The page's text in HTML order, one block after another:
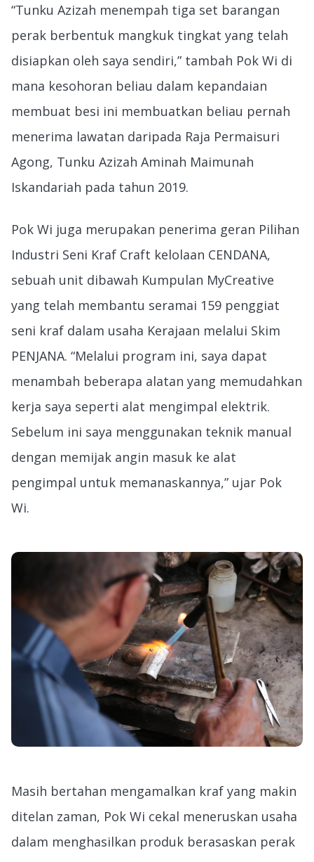
“Tunku Azizah menempah tiga set barangan
perak berbentuk mangkuk tingkat yang telah
disiapkan oleh saya sendiri,” tambah Pok Wi di
mana kesohoran beliau dalam kepandaian
membuat besi ini membuatkan beliau pernah
menerima lawatan daripada Raja Permaisuri
Agong, Tunku Azizah Aminah Maimunah
Iskandariah pada tahun 2019.
Pok Wi juga merupakan penerima geran Pilihan
Industri Seni Kraf Craft kelolaan CENDANA,
sebuah unit dibawah Kumpulan MyCreative
yang telah membantu seramai 159 penggiat
seni kraf dalam usaha Kerajaan melalui Skim
PENJANA. “Melalui program ini, saya dapat
menambah beberapa alatan yang memudahkan
kerja saya seperti alat mengimpal elektrik.
Sebelum ini saya menggunakan teknik manual
dengan memijak angin masuk ke alat
pengimpal untuk memanaskannya,” ujar Pok
Wi.
Masih bertahan mengamalkan kraf yang makin
ditelan zaman, Pok Wi cekal meneruskan usaha
dalam menghasilkan produk berasaskan perak